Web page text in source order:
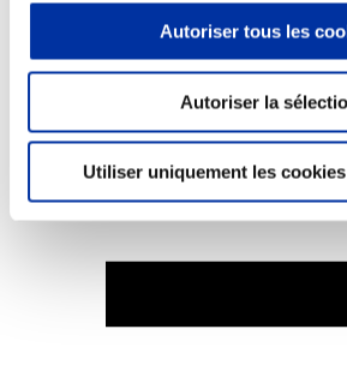
Autoriser tous les
Autoriser la
Utiliser uniquement les
Alimentation de qualité,